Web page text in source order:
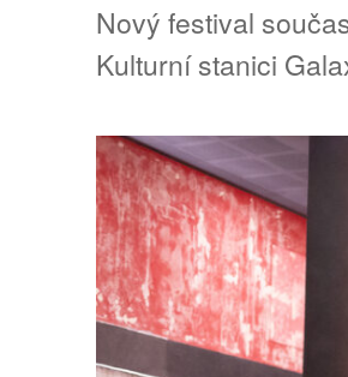
Nový festival
Kulturní stanici